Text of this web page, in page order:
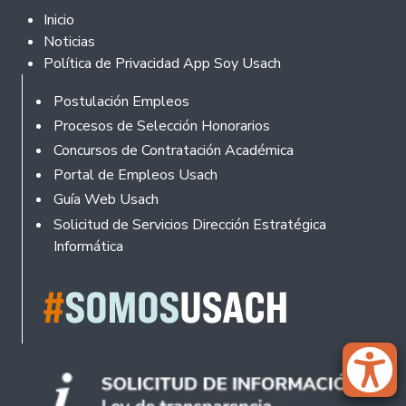
Footer 2
Inicio
Noticias
Política de Privacidad App Soy Usach
Rodapé
Postulación Empleos
Procesos de Selección Honorarios
Concursos de Contratación Académica
Portal de Empleos Usach
Guía Web Usach
Solicitud de Servicios Dirección Estratégica
Informática